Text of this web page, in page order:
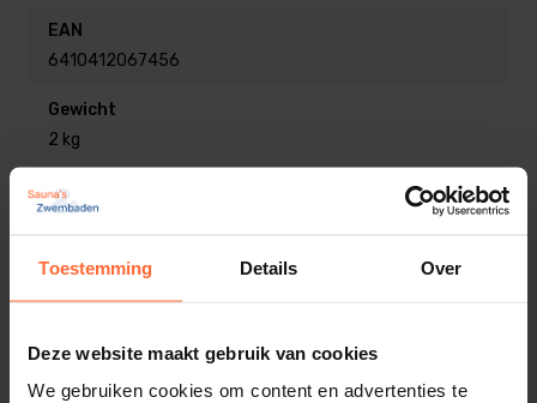
Toestemming Details Over
Deze website maakt gebruik van cookies
We gebruiken cookies om content en advertenties te
hand.
schoon water, droog hem na of laat hem aan de
lucht drogen.
EAN
6410412067456
Gewicht
2 kg
Afmetingen
26 × 25 × 20,5 cm
Merk
Rento